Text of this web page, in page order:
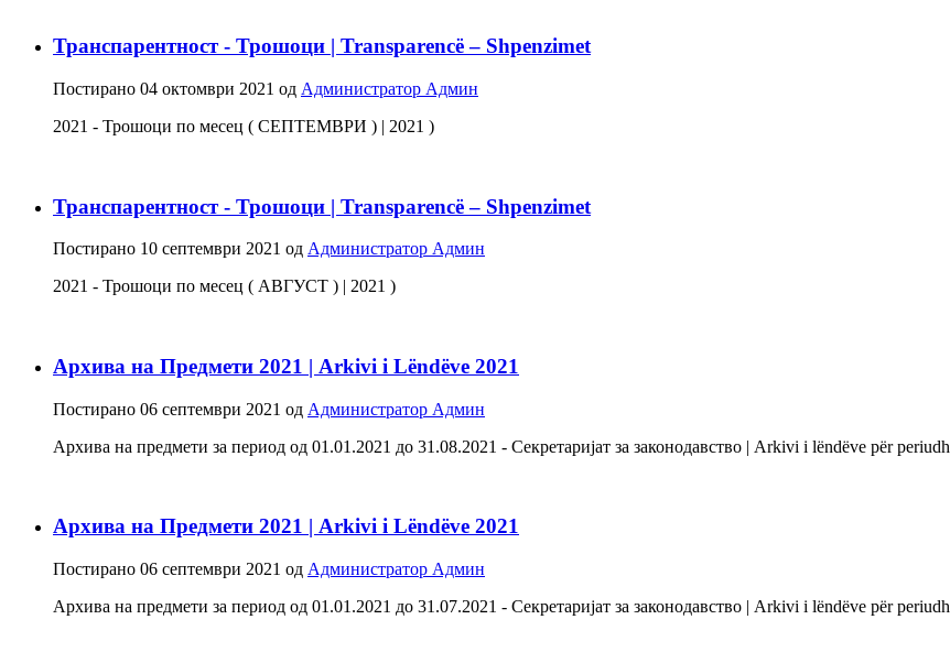
Транспарентност - Трошоци | Transparencë – Shpenzimet
Постирано 04 октомври 2021 од Администратор Админ
2021 - Трошоци по месец ( СЕПТЕМВРИ ) | 2021 )
Транспарентност - Трошоци | Transparencë – Shpenzimet
Постирано 10 септември 2021 од Администратор Админ
2021 - Трошоци по месец ( АВГУСТ ) | 2021 )
Архива на Предмети 2021 | Arkivi i Lëndëve 2021
Постирано 06 септември 2021 од Администратор Админ
Архива на предмети за период од 01.01.2021 до 31.08.2021 - Секретаријат за законодавство | Arkivi i lëndëve për
Архива на Предмети 2021 | Arkivi i Lëndëve 2021
Постирано 06 септември 2021 од Администратор Админ
Архива на предмети за период од 01.01.2021 до 31.07.2021 - Секретаријат за законодавство | Arkivi i lëndëve për